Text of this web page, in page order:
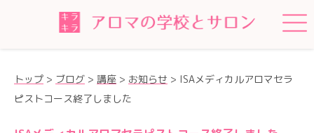
トップ > ブログ > 講座 > お知らせ > ISAメディカルアロマセラ
ピストコース終了しました